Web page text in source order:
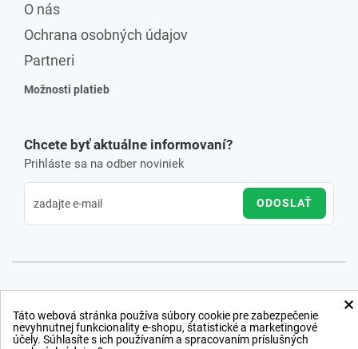
O nás
Ochrana osobných údajov
Partneri
Možnosti platieb
Chcete byť aktuálne informovaní?
Prihláste sa na odber noviniek
ODOSLAŤ
×
Táto webová stránka používa súbory cookie pre zabezpečenie
nevyhnutnej funkcionality e-shopu, štatistické a marketingové
účely. Súhlasíte s ich používaním a spracovaním príslušných